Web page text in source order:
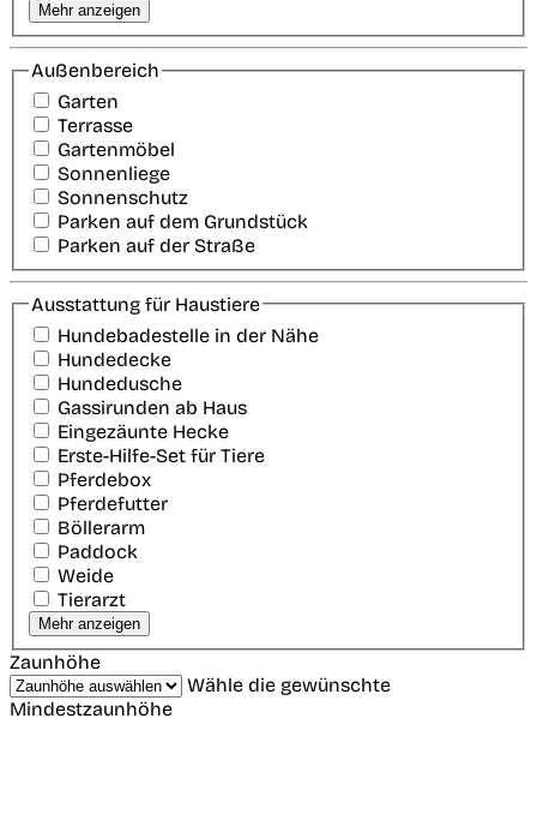
Mehr anzeigen
Außenbereich
Garten
Terrasse
Gartenmöbel
Sonnenliege
Sonnenschutz
Parken auf dem Grundstück
Parken auf der Straße
Ausstattung für Haustiere
Hundebadestelle in der Nähe
Hundedecke
Hundedusche
Gassirunden ab Haus
Eingezäunte Hecke
Erste-Hilfe-Set für Tiere
Pferdebox
Pferdefutter
Böllerarm
Paddock
Weide
Tierarzt
Mehr anzeigen
Zaunhöhe
Wähle die gewünschte
Mindestzaunhöhe